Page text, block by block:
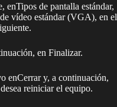
de pantalla estándar,
vídeo estándar (VGA), en el
en Finalizar.
enCerrar y, a continuación,
reiniciar el equipo.